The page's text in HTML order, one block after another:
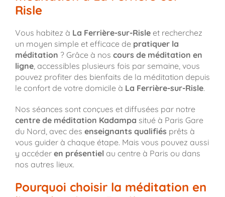
Risle
Vous habitez à La Ferrière-sur-Risleet recherchez
un moyen simple et efficace de pratiquer la
méditation ? Grâce à nos cours de méditation en
ligne, accessibles plusieurs fois par semaine, vous
pouvez profiter des bienfaits de la méditation depuis
le confort de votre domicile à La Ferrière-sur-Risle.
Nos séances sont conçues et diffusées par notre
centre de méditation Kadampa situé à Paris Gare
du Nord, avec des enseignants qualifiés prêts à
vous guider à chaque étape. Mais vous pouvez aussi
y accéder en présentiel au centre à Paris ou dans
nos autres lieux.
Pourquoi choisir la méditation en